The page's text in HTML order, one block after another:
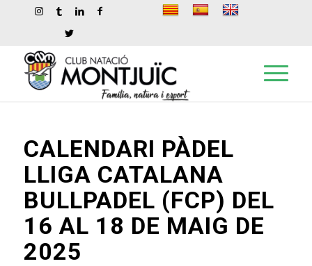
CALENDARI PÀDEL
LLIGA CATALANA
BULLPADEL (FCP) DEL
16 AL 18 DE MAIG DE
2025